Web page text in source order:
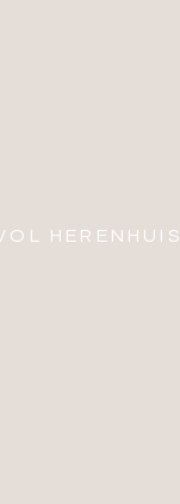
HERENHUIS